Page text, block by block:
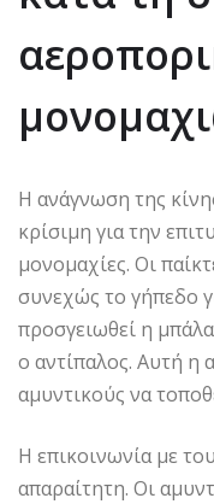
Η ανάγνωση της
κρίσιμη για την
μονομαχίες. Οι
συνεχώς το γήπεδο
προσγειωθεί η
ο αντίπαλος. Αυτή η
αμυντικούς να
Η επικοινωνία με
απαραίτητη. Οι